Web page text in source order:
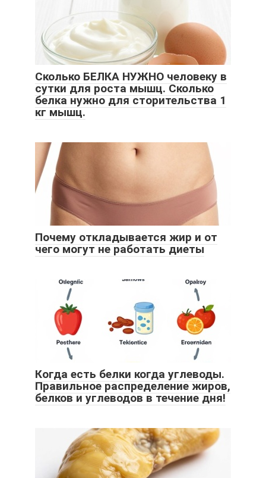
Сколько БЕЛКА НУЖНО человеку в
сутки для роста мышц. Сколько
белка нужно для сторительства 1
кг мышц.
Почему откладывается жир и от
чего могут не работать диеты
Когда есть белки когда углеводы.
Правильное распределение жиров,
белков и углеводов в течение дня!